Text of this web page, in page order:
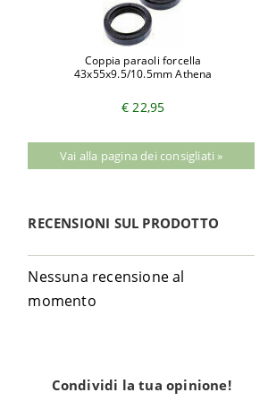
Coppia paraoli forcella
43x55x9.5/10.5mm Athena
€ 22,95
Vai alla pagina dei consigliati »
RECENSIONI SUL PRODOTTO
Nessuna recensione al
momento
Condividi la tua opinione!